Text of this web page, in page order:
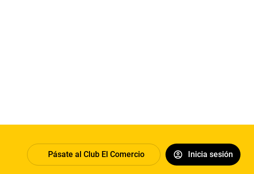
Pásate al Club El Comercio Inicia sesión